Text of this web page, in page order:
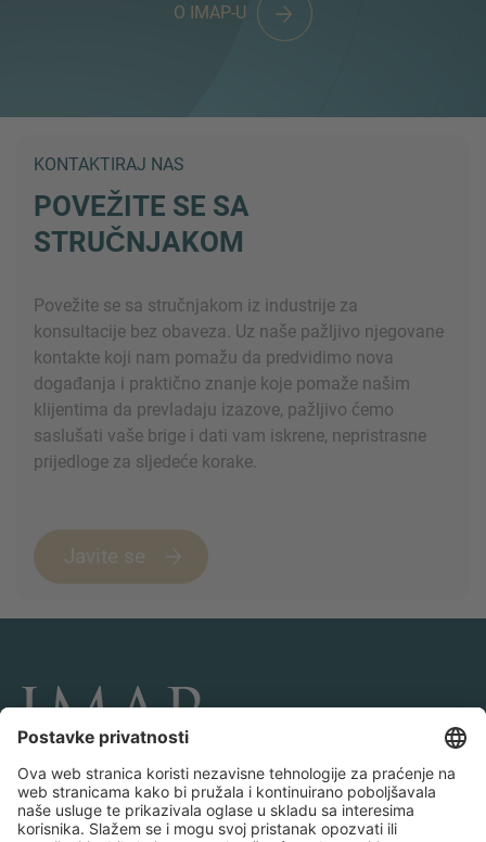
O IMAP-U
KONTAKTIRAJ NAS
POVEŽITE SE SA
STRUČNJAKOM
Povežite se sa stručnjakom iz industrije za
konsultacije bez obaveza. Uz naše pažljivo njegovane
kontakte koji nam pomažu da predvidimo nova
događanja i praktično znanje koje pomaže našim
klijentima da prevladaju izazove, pažljivo ćemo
saslušati vaše brige i dati vam iskrene, nepristrasne
prijedloge za sljedeće korake.
Javite se
POVEŽITE SE I PRATITE NAS